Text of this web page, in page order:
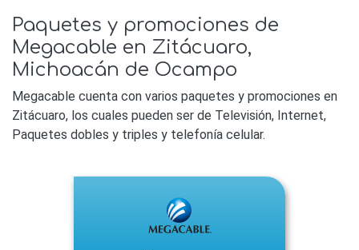
Paquetes y promociones de
Megacable en Zitácuaro,
Michoacán de Ocampo
Megacable cuenta con varios paquetes y promociones en
Zitácuaro, los cuales pueden ser de Televisión, Internet,
Paquetes dobles y triples y telefonía celular.